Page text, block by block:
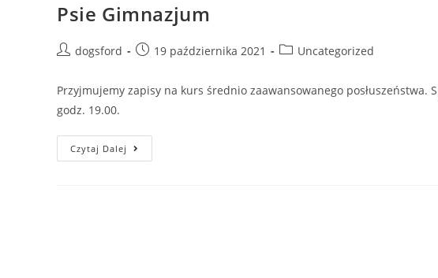
Psie Gimnazjum
Postdogsford
Post19 października 2021
PostUncategorized
Przyjmujemy zapisy na kurs średnio zaawansowanego
godz. 19.00.
Czytaj Dalej Psie
Gimnazjum